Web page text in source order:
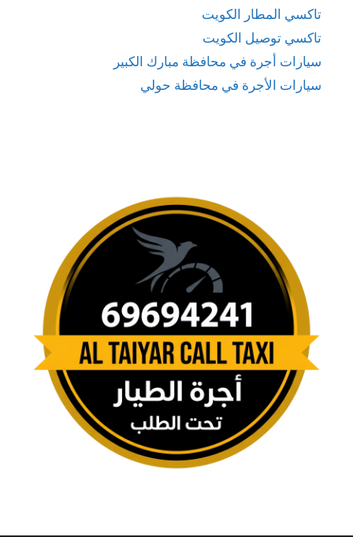
تاكسي المطار الكويت
تاكسي توصيل الكويت
سيارات أجرة في محافظة مبارك الكبير
سيارات الأجرة في محافظة حولي